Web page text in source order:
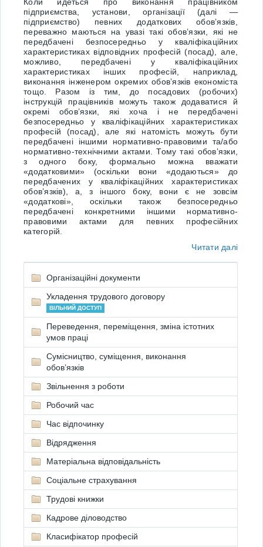
підприємства, установи, організації (далі —
підприємство) певних додаткових обов’язків,
переважно маються на увазі такі обов’язки, які не
передбачені безпосередньо у кваліфікаційних
характеристиках відповідних професій (посад), але,
можливо, передбачені у кваліфікаційних
характеристиках інших професій, наприклад,
виконання інженером окремих обов’язків економіста
тощо. Разом із тим, до посадових (робочих)
інструкцій працівників можуть також додаватися й
окремі обов’язки, які хоча і не передбачені
безпосередньо у кваліфікаційних характеристиках
професій (посад), але які натомість можуть бути
передбачені іншими нормативно-правовими та/або
нормативно-технічними актами. Тому такі обов’язки,
з одного боку, формально можна вважати
«додатковими» (оскільки вони «додаються» до
передбачених у кваліфікаційних характеристиках
обов’язків), а, з іншого боку, вони є не зовсім
«додаткові», оскільки також безпосередньо
передбачені конкретними іншими нормативно-
правовими актами для певних професійних
категорій.
Читати далі
Організаційні документи
Укладення трудового договору
ВІЛЬНИЙ ДОСТУП
Переведення, переміщення, зміна істотних
умов праці
Сумісництво, суміщення, виконання
обов’язків
Звільнення з роботи
Робочий час
Час відпочинку
Відрядження
Матеріальна відповідальність
Соціальне страхування
Трудові книжки
Кадрове діловодство
Класифікатор професій